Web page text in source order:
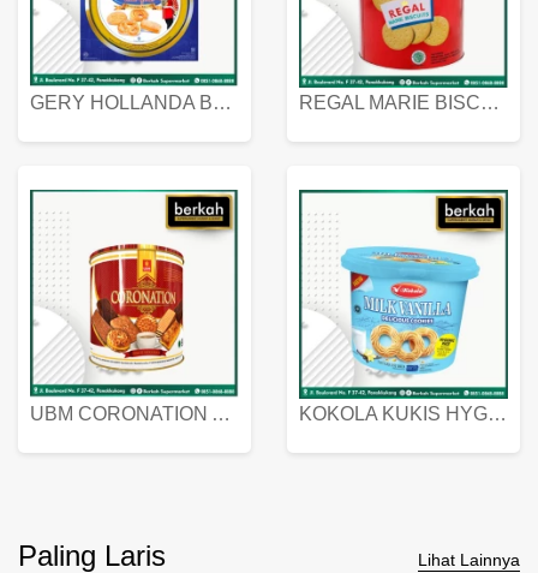
GERY HOLLANDA BUTTER COOKIES 450 GRAM REGAL MARIE BISCUIT KALENG 550 GRAM
UBM CORONATION ASSORTED BISKUIT KALENG 450 GRAM KOKOLA KUKIS HYGIENIC MILK VANILLA PACK 320 GR
Paling Laris Lihat Lainnya